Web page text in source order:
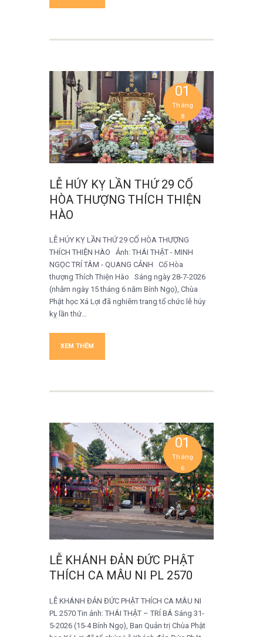
01
Tháng
8
LỄ HÚY KỴ LẦN THỨ 29 CỐ
HÒA THƯỢNG THÍCH THIỆN
HÀO
LỄ HÚY KỴ LẦN THỨ 29 CỐ HÒA THƯỢNG
THÍCH THIỆN HÀO Ảnh: THÁI THẬT - MINH
NGỌC TRÍ TÂM - QUANG CẢNH Cố Hòa
thượng Thích Thiện Hào Sáng ngày 28-7-2026
(nhằm ngày 15 tháng 6 năm Bính Ngọ), Chùa
Phật học Xá Lợi đã nghiêm trang tổ chức lễ húy
kỵ lần thứ…
XEM THÊM
01
Tháng
6
LỄ KHÁNH ĐẢN ĐỨC PHẬT
THÍCH CA MÂU NI PL 2570
LỄ KHÁNH ĐẢN ĐỨC PHẬT THÍCH CA MÂU NI
PL 2570 Tin ảnh: THÁI THẬT – TRÍ BÁ Sáng 31-
5-2026 (15-4 Bính Ngọ), Ban Quản trị Chùa Phật